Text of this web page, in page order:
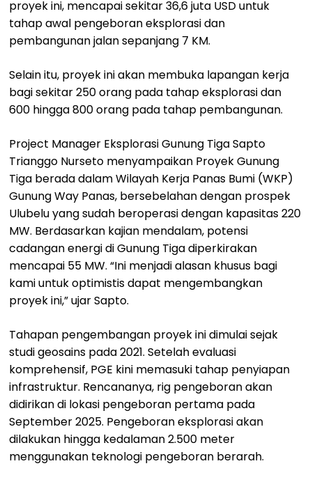
proyek ini, mencapai sekitar 36,6 juta USD untuk
tahap awal pengeboran eksplorasi dan
pembangunan jalan sepanjang 7 KM.
Selain itu, proyek ini akan membuka lapangan kerja
bagi sekitar 250 orang pada tahap eksplorasi dan
600 hingga 800 orang pada tahap pembangunan.
Project Manager Eksplorasi Gunung Tiga Sapto
Trianggo Nurseto menyampaikan Proyek Gunung
Tiga berada dalam Wilayah Kerja Panas Bumi (WKP)
Gunung Way Panas, bersebelahan dengan prospek
Ulubelu yang sudah beroperasi dengan kapasitas 220
MW. Berdasarkan kajian mendalam, potensi
cadangan energi di Gunung Tiga diperkirakan
mencapai 55 MW. “Ini menjadi alasan khusus bagi
kami untuk optimistis dapat mengembangkan
proyek ini,” ujar Sapto.
Tahapan pengembangan proyek ini dimulai sejak
studi geosains pada 2021. Setelah evaluasi
komprehensif, PGE kini memasuki tahap penyiapan
infrastruktur. Rencananya, rig pengeboran akan
didirikan di lokasi pengeboran pertama pada
September 2025. Pengeboran eksplorasi akan
dilakukan hingga kedalaman 2.500 meter
menggunakan teknologi pengeboran berarah.